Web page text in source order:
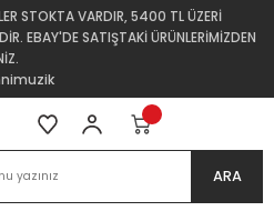
STOKTA VARDIR, 5400 TL ÜZERİ
EBAY'DE SATIŞTAKİ ÜRÜNLERİMİZDEN
ARA